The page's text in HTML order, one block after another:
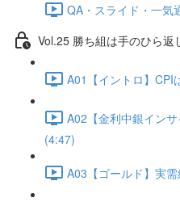
QA・スライド・一気
Vol.25 勝ち組は手のひら返
A01【イントロ】CPI
A02【金利中銀イン
(4:47)
A03【ゴールド】実